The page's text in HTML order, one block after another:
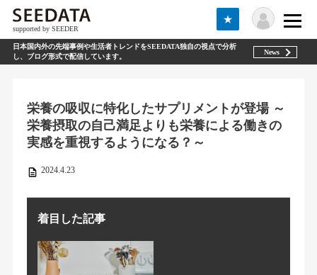
supported by SEEDER
★
日本国内外の先端事例や生活者トレンドをSEEDATA独自の視点で分析
し、ブログ形式で配信しています。
News
栄養の吸収に特化したサプリメントが登場 ～
栄養摂取の自己満足よりも栄養による働きの
実感を重視するようになる？～
2024.4.23
着目した記事